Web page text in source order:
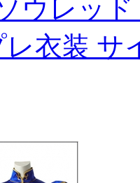
ウレッ
レ衣装